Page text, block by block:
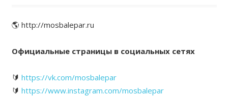
🌎 http://mosbalepar.ru
Официальные страницы в социальных сетях
🔰 https://vk.com/mosbalepar
🔰 https://www.instagram.com/mosbalepar